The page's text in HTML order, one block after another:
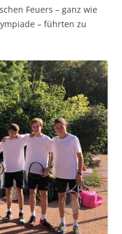
Feuers – ganz wie
– führten zu